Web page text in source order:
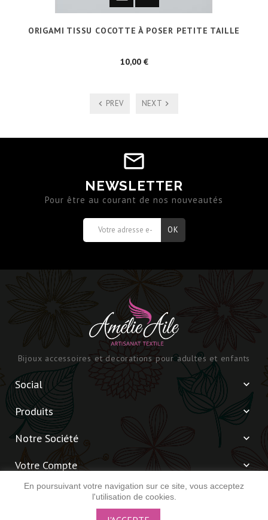
ORIGAMI TISSU COCOTTE À POSER PETITE TAILLE
10,00 €Prix
PREV NEXT
NEWSLETTER
Pour être au courant de nos nouveautés
Bijoux accessoires et decorations pour adultes et enfants
Social 
Produits 
Notre Société 
Votre Compte 
Informations 
En poursuivant votre navigation sur ce site, vous acceptez
l'utilisation de cookies.